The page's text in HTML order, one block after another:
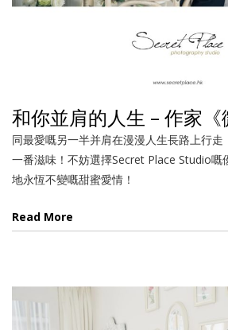
和你並肩的人生 – 作家《
同最愛嘅另一半并肩在漫漫人生長路上行
一番滋味！不妨選擇Secret Place Studio嘅
地永恆不變嘅甜蜜愛情！
Read More